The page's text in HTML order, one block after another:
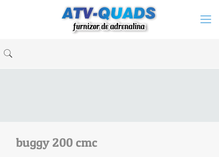
buggy 200 cmc